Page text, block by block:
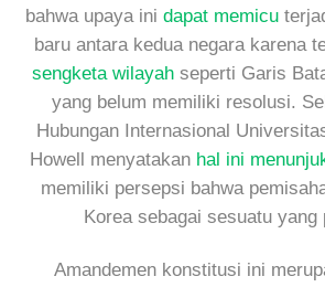
bahwa upaya ini dapat memicu
baru antara kedua negara karena
sengketa wilayah seperti Garis
yang belum memiliki resolusi.
Hubungan Internasional
Howell menyatakan hal ini
memiliki persepsi bahwa
Korea sebagai sesuatu yang
Amandemen konstitusi ini